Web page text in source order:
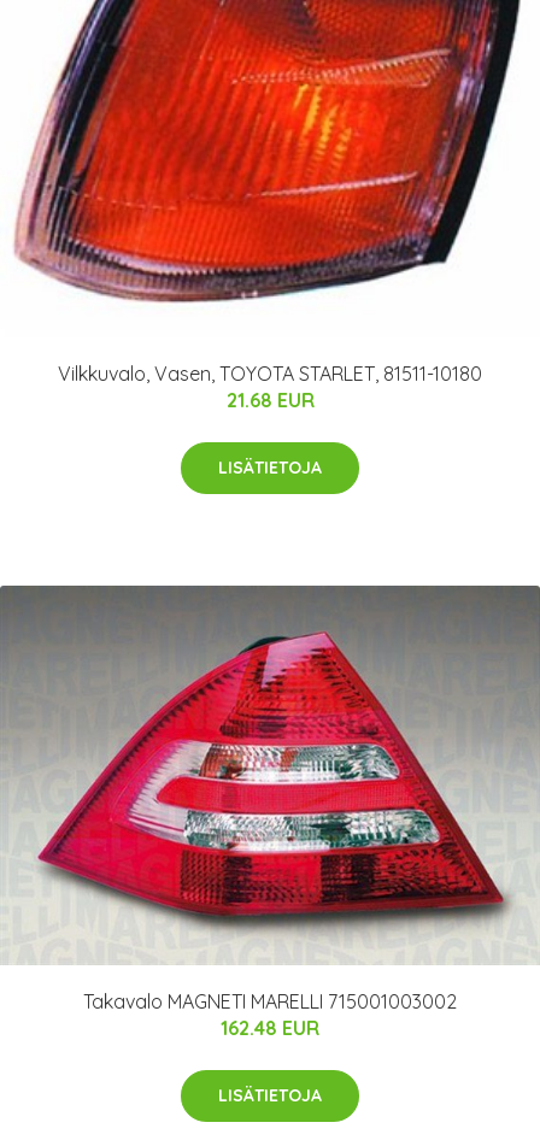
Vilkkuvalo, Vasen, TOYOTA STARLET, 81511-10180
21.68 EUR
LISÄTIETOJA
Takavalo MAGNETI MARELLI 715001003002
162.48 EUR
LISÄTIETOJA